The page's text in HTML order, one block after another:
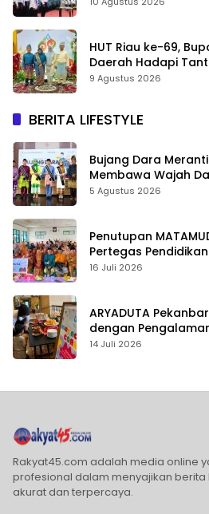
HUT Riau ke-69,
Daerah Hadapi
9 Agustus 2026
BERITA LIFESTYLE
Bujang Dara
Membawa Wajah
5 Agustus 2026
Penutupan
Pertegas
Karakter
16 Juli 2026
ARYADUTA
dengan
14 Juli 2026
Rakyat45.com adalah media online
profesional dalam menyajikan
akurat dan terpercaya.